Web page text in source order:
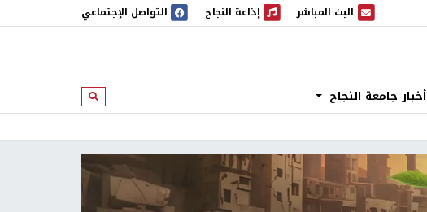
البث المباشر
البث المباشر إذاعة النجاح
إذاعة النجاح التواصل الإجتماعي
أخبار جامعة النجاح ابحث